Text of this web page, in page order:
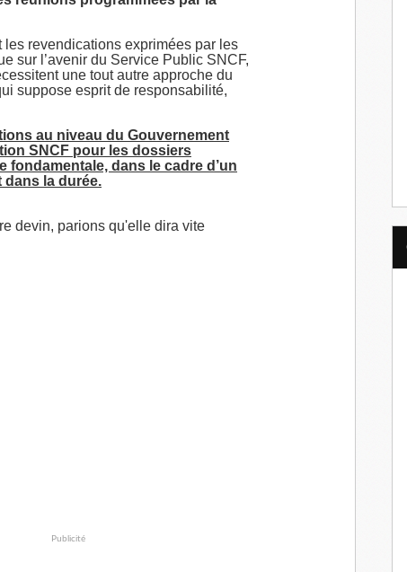
les revendications exprimées par les
sur l’avenir du Service Public SNCF,
une tout autre approche du
suppose esprit de responsabilité,
au niveau du Gouvernement
SNCF pour les dossiers
fondamentale, dans le cadre d’un
dans la durée.
devin, parions qu'elle dira vite
Publicité